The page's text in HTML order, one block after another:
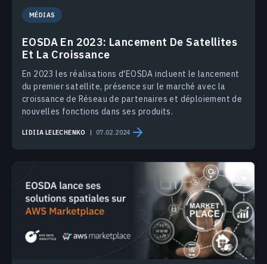
MÉDIAS
EOSDA En 2023: Lancement De Satellites
Et La Croissance
En 2023 les réalisations d'EOSDA incluent le lancement
du premier satellite, présence sur le marché avec la
croissance de Réseau de partenaires et déploiement de
nouvelles fonctions dans ses produits.
LIDIIA LELECHENKO 07.02.2024